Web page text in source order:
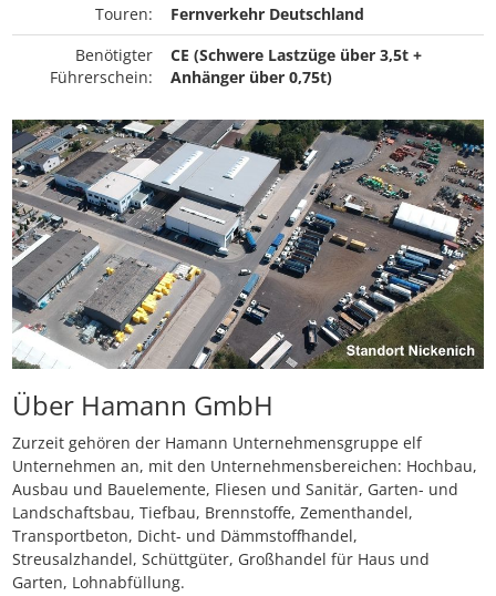
Touren:
Fernverkehr Deutschland
Benötigter
Führerschein:
CE (Schwere Lastzüge über 3,5t +
Anhänger über 0,75t)
Über Hamann GmbH
Zurzeit gehören der Hamann Unternehmensgruppe elf
Unternehmen an, mit den Unternehmensbereichen: Hochbau,
Ausbau und Bauelemente, Fliesen und Sanitär, Garten- und
Landschaftsbau, Tiefbau, Brennstoffe, Zementhandel,
Transportbeton, Dicht- und Dämmstoffhandel,
Streusalzhandel, Schüttgüter, Großhandel für Haus und
Garten, Lohnabfüllung.